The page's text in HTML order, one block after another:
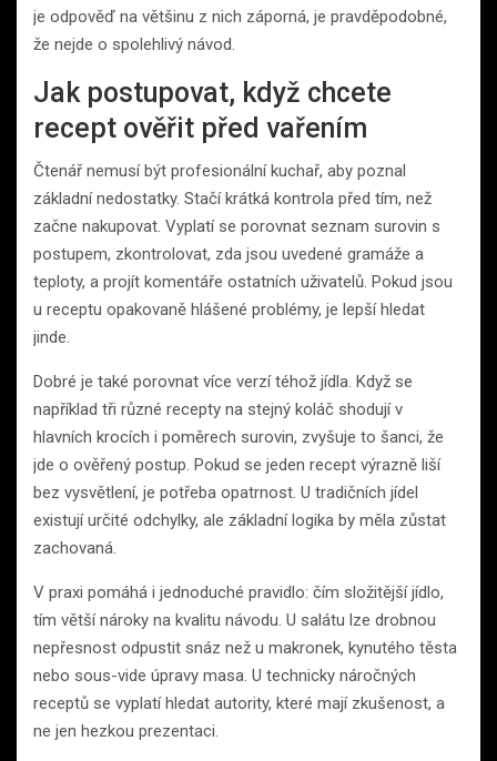
je odpověď na většinu z nich záporná, je pravděpodobné,
že nejde o spolehlivý návod.
Jak postupovat, když chcete
recept ověřit před vařením
Čtenář nemusí být profesionální kuchař, aby poznal
základní nedostatky. Stačí krátká kontrola před tím, než
začne nakupovat. Vyplatí se porovnat seznam surovin s
postupem, zkontrolovat, zda jsou uvedené gramáže a
teploty, a projít komentáře ostatních uživatelů. Pokud jsou
u receptu opakovaně hlášené problémy, je lepší hledat
jinde.
Dobré je také porovnat více verzí téhož jídla. Když se
například tři různé recepty na stejný koláč shodují v
hlavních krocích i poměrech surovin, zvyšuje to šanci, že
jde o ověřený postup. Pokud se jeden recept výrazně liší
bez vysvětlení, je potřeba opatrnost. U tradičních jídel
existují určité odchylky, ale základní logika by měla zůstat
zachovaná.
V praxi pomáhá i jednoduché pravidlo: čím složitější jídlo,
tím větší nároky na kvalitu návodu. U salátu lze drobnou
nepřesnost odpustit snáz než u makronek, kynutého těsta
nebo sous-vide úpravy masa. U technicky náročných
receptů se vyplatí hledat autority, které mají zkušenost, a
ne jen hezkou prezentaci.